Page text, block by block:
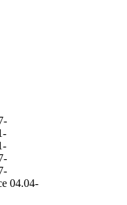
04.04-